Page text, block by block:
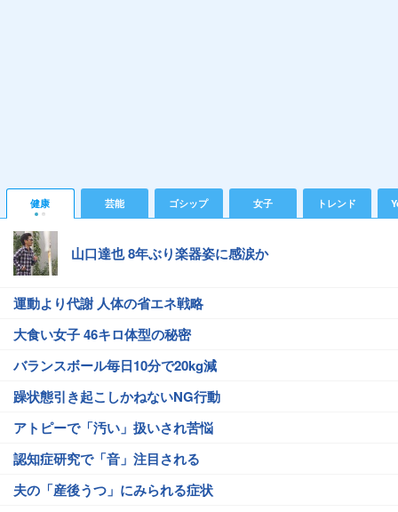
健康 芸能 ゴシップ 女子 トレンド
山口達也 8年ぶり楽器姿に感涙か
運動より代謝 人体の省エネ戦略
大食い女子 46キロ体型の秘密
バランスボール毎日10分で20kg減
躁状態引き起こしかねないNG行動
アトピーで「汚い」扱いされ苦悩
認知症研究で「音」注目される
夫の「産後うつ」にみられる症状